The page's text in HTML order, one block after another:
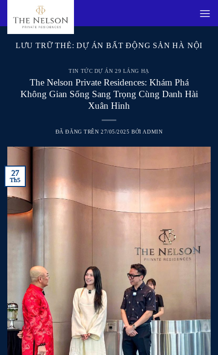
LƯU TRỮ THẺ:DỰ ÁN BẤT ĐỘNG SẢN HÀ NỘI
TIN TỨC DỰ ÁN 29 LÁNG HẠ
The Nelson Private Residences: Khám Phá
Không Gian Sống Sang Trọng Cùng Danh Hài
Xuân Hinh
ĐÃ ĐĂNG TRÊN27/05/2025 BỞI ADMIN
27
Th5